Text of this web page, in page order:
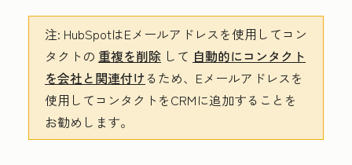
注: HubSpotはEメールアドレスを使用してコン
タクトの 重複を削除 して 自動的にコンタクト
を会社と関連付けるため、Eメールアドレスを
使用してコンタクトをCRMに追加することを
お勧めします。